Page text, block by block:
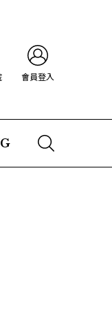
會員登入